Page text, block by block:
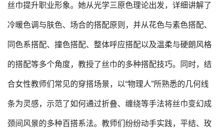
丝巾提升职业形象。她从光学三原色理论出发，详细讲解了
冷暖色调与肤色、场合的搭配原则，并从花色与素色搭配、
同色系搭配、撞色搭配、整体呼应搭配以及温柔与硬朗风格
的搭配等多个角度，教授了丝巾的多种搭配技巧。同时，结
合女性教师们常见的穿搭场景，以“物理人”所熟悉的几何线
条为灵感，示范了如何通过折叠、缠绕等手法将丝巾变幻成
颈间风景的多种百搭系法。教师们纷纷动手实践，平结、玫